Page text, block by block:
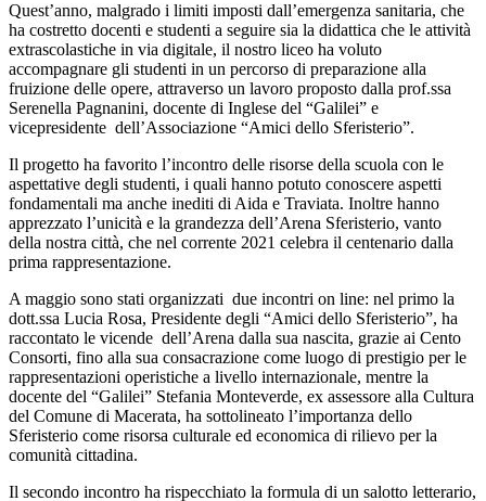
Quest’anno, malgrado i limiti imposti dall’emergenza sanitaria, che
ha costretto docenti e studenti a seguire sia la didattica che le attività
extrascolastiche in via digitale, il nostro liceo ha voluto
accompagnare gli studenti in un percorso di preparazione alla
fruizione delle opere, attraverso un lavoro proposto dalla prof.ssa
Serenella Pagnanini, docente di Inglese del “Galilei” e
vicepresidente dell’Associazione “Amici dello Sferisterio”.
Il progetto ha favorito l’incontro delle risorse della scuola con le
aspettative degli studenti, i quali hanno potuto conoscere aspetti
fondamentali ma anche inediti di Aida e Traviata. Inoltre hanno
apprezzato l’unicità e la grandezza dell’Arena Sferisterio, vanto
della nostra città, che nel corrente 2021 celebra il centenario dalla
prima rappresentazione.
A maggio sono stati organizzati due incontri on line: nel primo la
dott.ssa Lucia Rosa, Presidente degli “Amici dello Sferisterio”, ha
raccontato le vicende dell’Arena dalla sua nascita, grazie ai Cento
Consorti, fino alla sua consacrazione come luogo di prestigio per le
rappresentazioni operistiche a livello internazionale, mentre la
docente del “Galilei” Stefania Monteverde, ex assessore alla Cultura
del Comune di Macerata, ha sottolineato l’importanza dello
Sferisterio come risorsa culturale ed economica di rilievo per la
comunità cittadina.
Il secondo incontro ha rispecchiato la formula di un salotto letterario,